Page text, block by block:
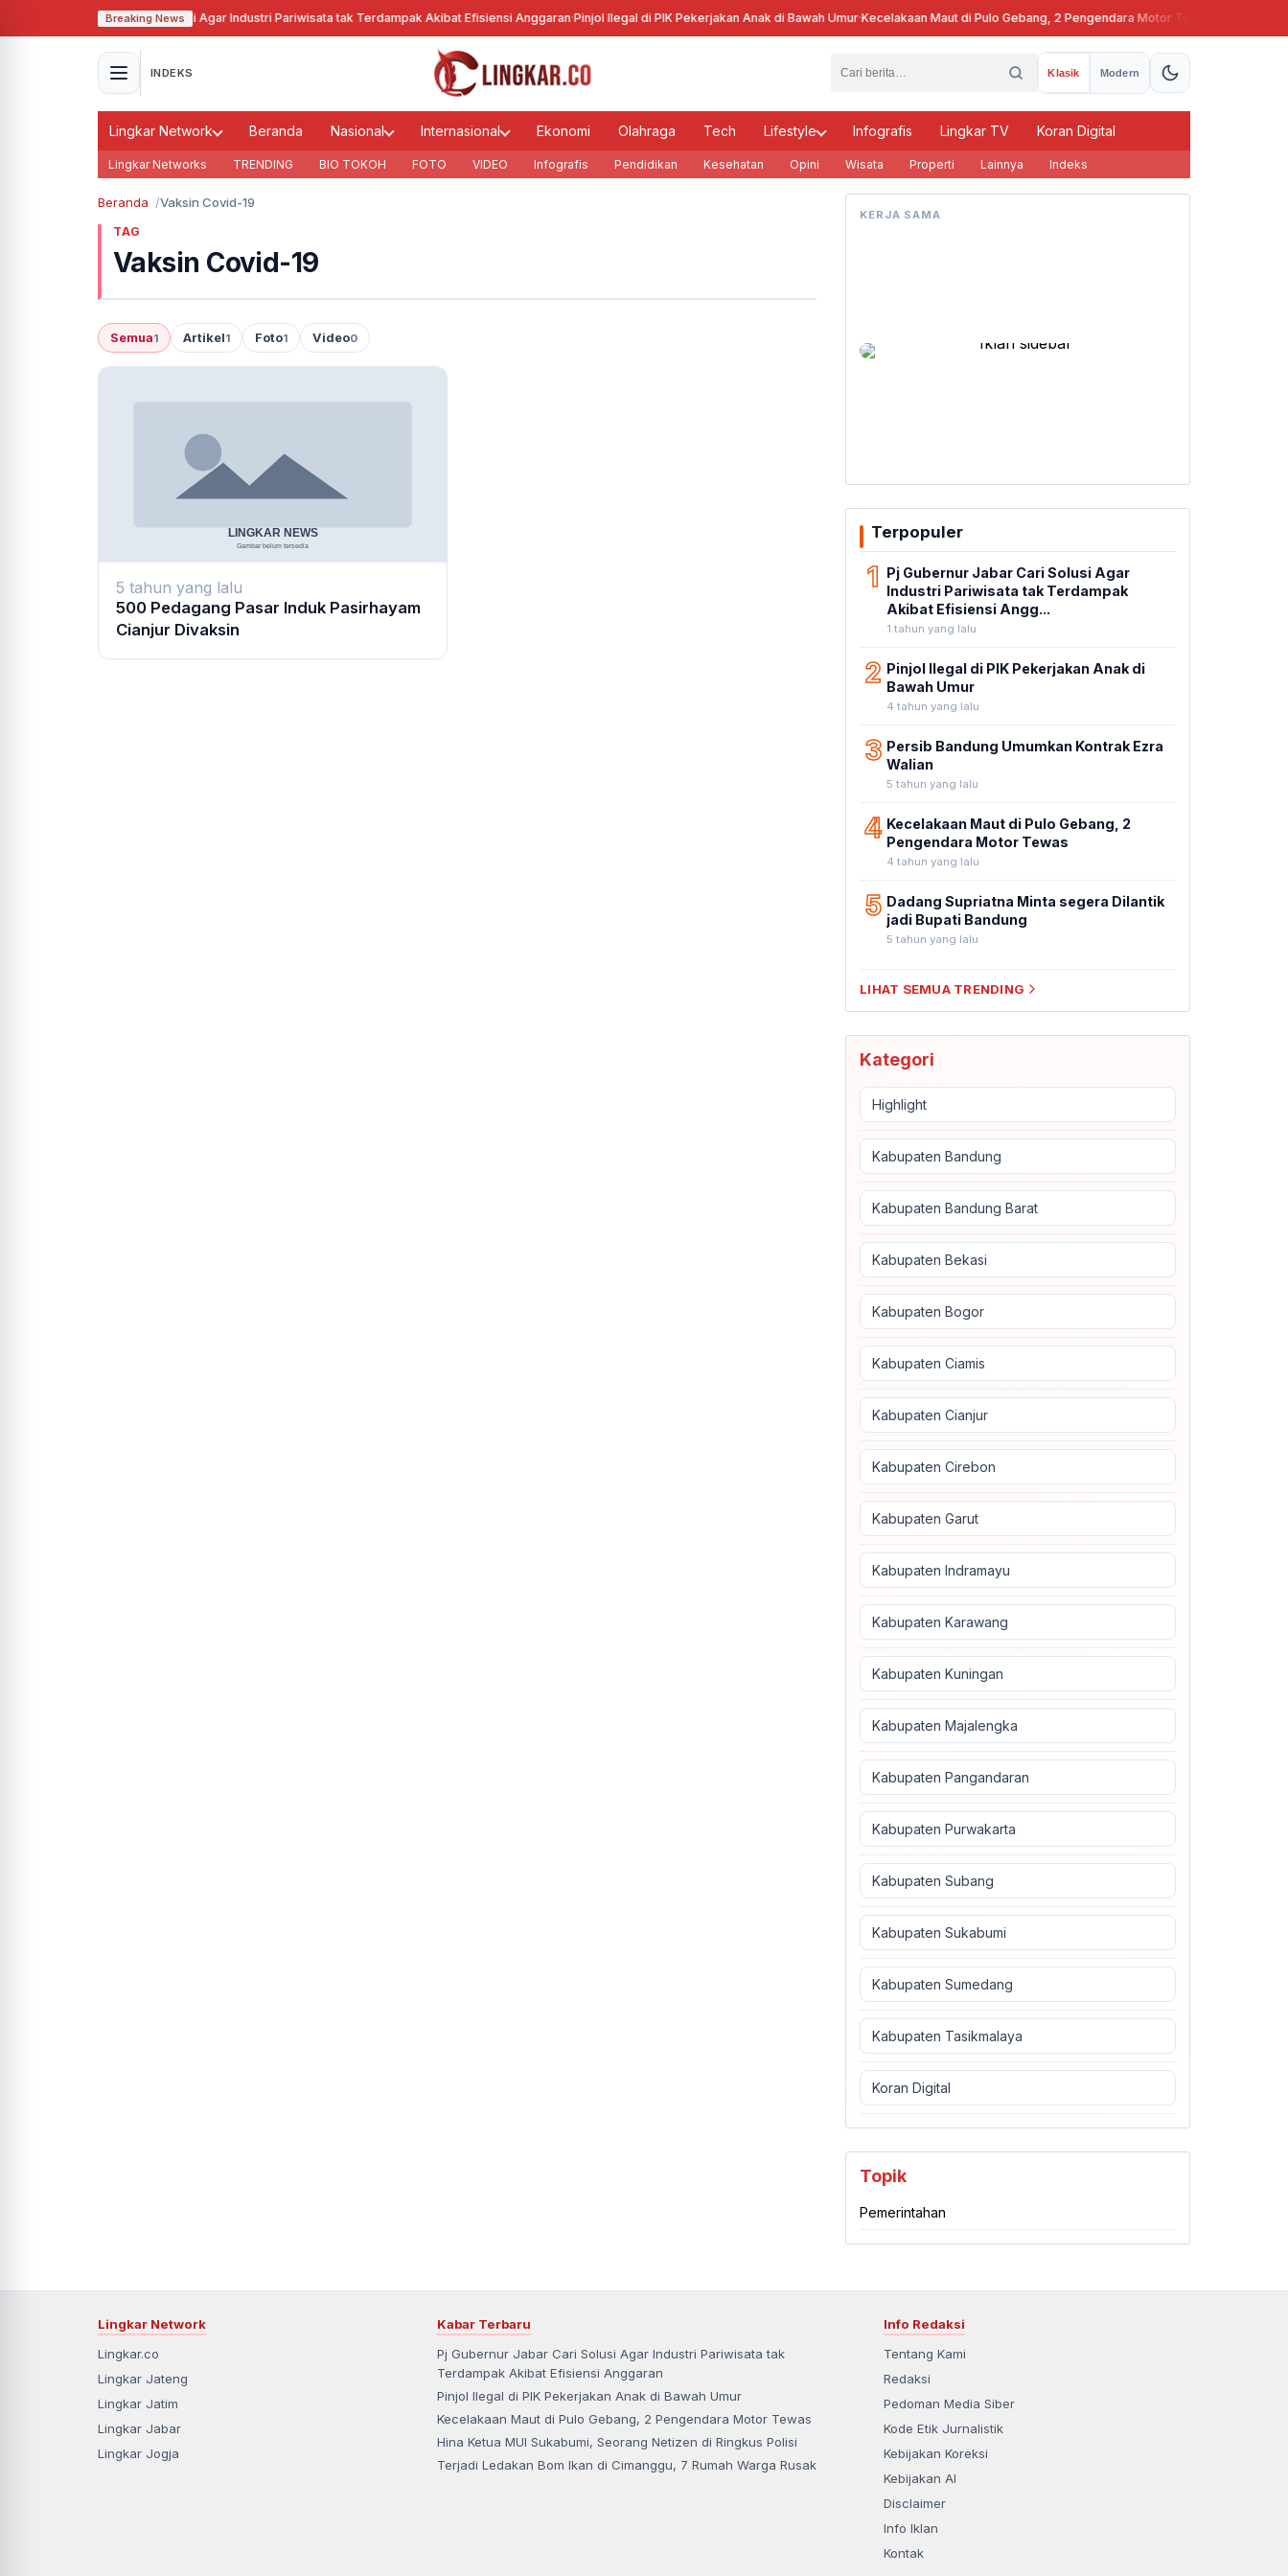
Breaking News
Pj Gubernur Jabar Cari Solusi Agar Industri Pariwisata tak Terdampak Akibat Efisiensi Anggaran·Pinjol Ilegal di PIK Pekerjakan Anak di Bawah Umur·Kecelakaan Maut di Pulo Gebang, 2 Pengendara Motor Tewas
INDEKS Klasik Modern
Lingkar Network Beranda Nasional Internasional Ekonomi Olahraga Tech Lifestyle Infografis Lingkar TV Koran Digital
Lingkar Networks TRENDING BIO TOKOH FOTO VIDEO Infografis Pendidikan Kesehatan Opini Wisata Properti Lainnya Indeks
Beranda Vaksin Covid-19
TAG
Vaksin Covid-19
Semua1 Artikel1 Foto1 Video0
5 tahun yang lalu
500 Pedagang Pasar Induk Pasirhayam
Cianjur Divaksin
KERJA SAMA
Terpopuler
1 Pj Gubernur Jabar Cari Solusi Agar
Industri Pariwisata tak Terdampak
Akibat Efisiensi Angg...
1 tahun yang lalu
2 Pinjol Ilegal di PIK Pekerjakan Anak di
Bawah Umur
4 tahun yang lalu
3 Persib Bandung Umumkan Kontrak Ezra
Walian
5 tahun yang lalu
4 Kecelakaan Maut di Pulo Gebang, 2
Pengendara Motor Tewas
4 tahun yang lalu
5 Dadang Supriatna Minta segera Dilantik
jadi Bupati Bandung
5 tahun yang lalu
LIHAT SEMUA TRENDING
Kategori
Highlight
Kabupaten Bandung
Kabupaten Bandung Barat
Kabupaten Bekasi
Kabupaten Bogor
Kabupaten Ciamis
Kabupaten Cianjur
Kabupaten Cirebon
Kabupaten Garut
Kabupaten Indramayu
Kabupaten Karawang
Kabupaten Kuningan
Kabupaten Majalengka
Kabupaten Pangandaran
Kabupaten Purwakarta
Kabupaten Subang
Kabupaten Sukabumi
Kabupaten Sumedang
Kabupaten Tasikmalaya
Koran Digital
Topik
Pemerintahan
Lingkar Network
Lingkar.co
Lingkar Jateng
Lingkar Jatim
Lingkar Jabar
Lingkar Jogja
Kabar Terbaru
Pj Gubernur Jabar Cari Solusi Agar Industri Pariwisata tak
Terdampak Akibat Efisiensi Anggaran
Pinjol Ilegal di PIK Pekerjakan Anak di Bawah Umur
Kecelakaan Maut di Pulo Gebang, 2 Pengendara Motor Tewas
Hina Ketua MUI Sukabumi, Seorang Netizen di Ringkus Polisi
Terjadi Ledakan Bom Ikan di Cimanggu, 7 Rumah Warga Rusak
Info Redaksi
Tentang Kami
Redaksi
Pedoman Media Siber
Kode Etik Jurnalistik
Kebijakan Koreksi
Kebijakan AI
Disclaimer
Info Iklan
Kontak